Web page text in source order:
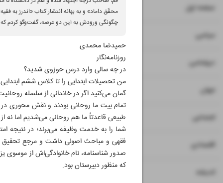
محقّق داماد» و به بهانه انتشار کتاب «اندرز به
چگونگی ورودش به این دو عرصه، گفت‌وگو کردم
حمیدضا محمدی
روزنامه‌نگار
در چه سالی وارد درس حوزوی شدید؟
من تحصیلات ابتدایی را تا کلاس ششم ابتدایی در مدرسه
گمان می‌کنید اگر در خاندانی از سلسله
تمام بیت ما روحانی بودند و نقش محوری در
شما را به خدمت وظیفه می‌برند؛ در نتیجه
فقهی و مباحث اصولی داشت و مرجع تحقیق
صدور شناسنامه، نام خانوادگی‌اش از موسوی
که منظور دبیرستان بود.
صفحه اول ۱
سیاسی
دیپلماسی
جهان ۵
اجتماعی ۶
اقتصادی ۷ ۸
اندیشه ۹